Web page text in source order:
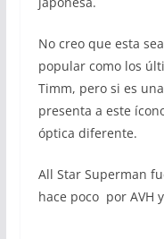
No creo que esta
popular como los
Timm, pero si es
presenta a este
óptica diferente.
All Star Superman
hace poco por AVH